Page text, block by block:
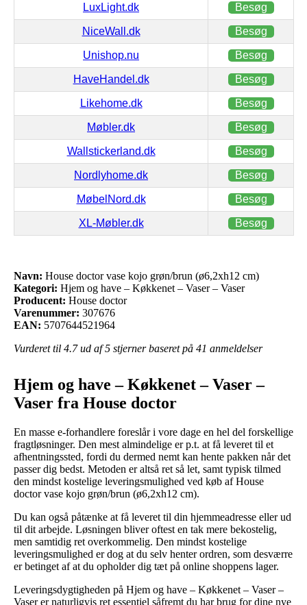
LuxLight.dk Besøg
NiceWall.dk Besøg
Unishop.nu Besøg
HaveHandel.dk Besøg
Likehome.dk Besøg
Møbler.dk Besøg
Wallstickerland.dk Besøg
Nordlyhome.dk Besøg
MøbelNord.dk Besøg
XL-Møbler.dk Besøg
Navn: House doctor vase kojo grøn/brun (ø6,2xh12 cm)
Kategori: Hjem og have – Køkkenet – Vaser – Vaser
Producent: House doctor
Varenummer: 307676
EAN: 5707644521964
Vurderet til 4.7ud af 5 stjerner baseret på 41 anmeldelser
Hjem og have – Køkkenet – Vaser –
Vaser fra House doctor
En masse e-forhandlere foreslår i vore dage en hel del forskellige
fragtløsninger. Den mest almindelige er p.t. at få leveret til et
afhentningssted, fordi du dermed nemt kan hente pakken når det
passer dig bedst. Metoden er altså ret så let, samt typisk tilmed
den mindst kostelige leveringsmulighed ved køb af House
doctor vase kojo grøn/brun (ø6,2xh12 cm).
Du kan også påtænke at få leveret til din hjemmeadresse eller ud
til dit arbejde. Løsningen bliver oftest en tak mere bekostelig,
men samtidig ret overkommelig. Den mindst kostelige
leveringsmulighed er dog at du selv henter ordren, som desværre
er betinget af at du opholder dig tæt på online shoppens lager.
Leveringsdygtigheden på Hjem og have – Køkkenet – Vaser –
Vaser er naturligvis ret essentiel såfremt du har brug for dine nye